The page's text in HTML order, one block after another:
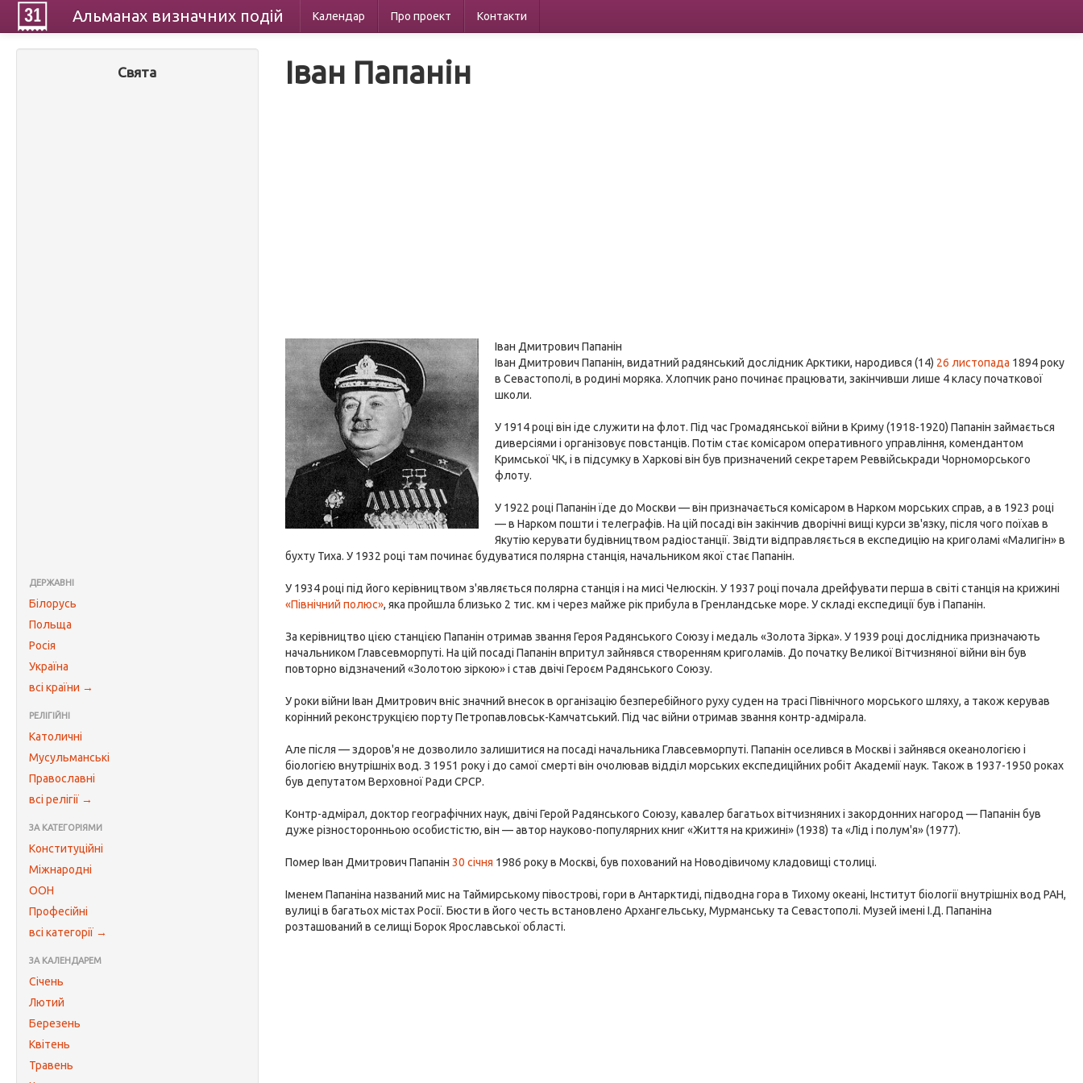
Альманах визначних подій Календар Про проект Контакти
Свята
ДЕРЖАВНІ
Білорусь
Польща
Росія
Україна
всі країни →
РЕЛІГІЙНІ
Католичні
Мусульманські
Православні
всі релігії →
ЗА КАТЕГОРІЯМИ
Конституційні
Міжнародні
ООН
Професійні
всі категорії →
ЗА КАЛЕНДАРЕМ
Січень
Лютий
Березень
Квітень
Травень
Іван Папанін
Іван Дмитрович Папанін
Іван Дмитрович Папанін, видатний радянський дослідник Арктики, народився (14) 26 листопада 1894 року
в Севастополі, в родині моряка. Хлопчик рано починає працювати, закінчивши лише 4 класу початкової
школи.
У 1914 році він іде служити на флот. Під час Громадянської війни в Криму (1918-1920) Папанін займається
диверсіями і організовує повстанців. Потім стає комісаром оперативного управління, комендантом
Кримської ЧК, і в підсумку в Харкові він був призначений секретарем Реввійськради Чорноморського
флоту.
У 1922 році Папанін їде до Москви — він призначається комісаром в Нарком морських справ, а в 1923 році
— в Нарком пошти і телеграфів. На цій посаді він закінчив дворічні вищі курси зв'язку, після чого поїхав в
Якутію керувати будівництвом радіостанції. Звідти відправляється в експедицію на криголамі «Малигін» в
бухту Тиха. У 1932 році там починає будуватися полярна станція, начальником якої стає Папанін.
У 1934 році під його керівництвом з'являється полярна станція і на мисі Челюскін. У 1937 році почала дрейфувати перша в світі станція на крижині
«Північний полюс», яка пройшла близько 2 тис. км і через майже рік прибула в Гренландське море. У складі експедиції був і Папанін.
За керівництво цією станцією Папанін отримав звання Героя Радянського Союзу і медаль «Золота Зірка». У 1939 році дослідника призначають
начальником Главсевморпуті. На цій посаді Папанін впритул зайнявся створенням криголамів. До початку Великої Вітчизняної війни він був
повторно відзначений «Золотою зіркою» і став двічі Героєм Радянського Союзу.
У роки війни Іван Дмитрович вніс значний внесок в організацію безперебійного руху суден на трасі Північного морського шляху, а також керував
корінний реконструкцією порту Петропавловськ-Камчатський. Під час війни отримав звання контр-адмірала.
Але після — здоров'я не дозволило залишитися на посаді начальника Главсевморпуті. Папанін оселився в Москві і зайнявся океанологією і
біологією внутрішніх вод. З 1951 року і до самої смерті він очолював відділ морських експедиційних робіт Академії наук. Також в 1937-1950 роках
був депутатом Верховної Ради СРСР.
Контр-адмірал, доктор географічних наук, двічі Герой Радянського Союзу, кавалер багатьох вітчизняних і закордонних нагород — Папанін був
дуже різносторонньою особистістю, він — автор науково-популярних книг «Життя на крижині» (1938) та «Лід і полум'я» (1977).
Помер Іван Дмитрович Папанін30 січня 1986 року в Москві, був похований на Новодівичому кладовищі столиці.
Іменем Папаніна названий мис на Таймирському півострові, гори в Антарктиді, підводна гора в Тихому океані, Інститут біології внутрішніх вод РАН,
вулиці в багатьох містах Росії. Бюсти в його честь встановлено Архангельську, Мурманську та Севастополі. Музей імені І.Д. Папаніна
розташований в селищі Борок Ярославської області.